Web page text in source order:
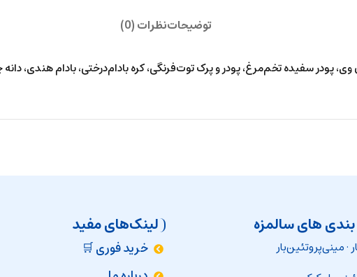
توضیحاتنظرات (0)
پودر سفیده تخم‌مرغ، پودر و پرک توت‌فرنگی‌، کره بادام‌درختی، بادام هندی‌،
های سالمزه
·مینی‌پروتئین‌بار
لینک‌های مفید
خرید فوری 🛒